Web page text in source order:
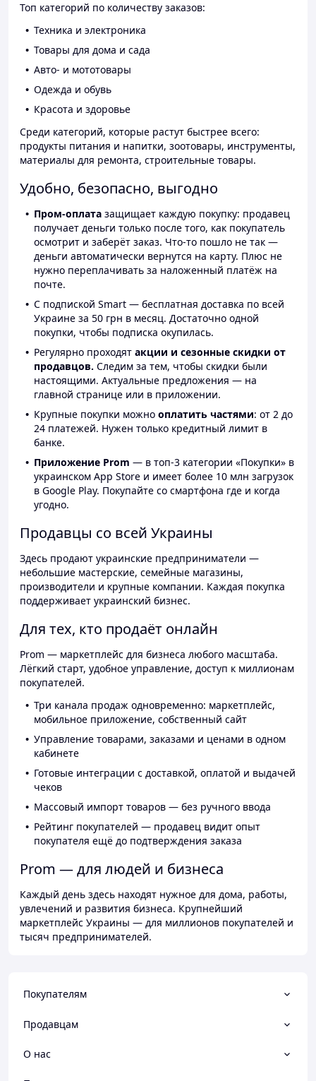
Топ категорий по количеству заказов:
Техника и электроника
Товары для дома и сада
Авто- и мототовары
Одежда и обувь
Красота и здоровье
Среди категорий, которые растут быстрее всего:
продукты питания и напитки, зоотовары, инструменты,
материалы для ремонта, строительные товары.
Удобно, безопасно, выгодно
Пром-оплата защищает каждую покупку: продавец
получает деньги только после того, как покупатель
осмотрит и заберёт заказ. Что-то пошло не так —
деньги автоматически вернутся на карту. Плюс не
нужно переплачивать за наложенный платёж на
почте.
С подпиской Smart — бесплатная доставка по всей
Украине за 50 грн в месяц. Достаточно одной
покупки, чтобы подписка окупилась.
Регулярно проходят акции и сезонные скидки от
продавцов. Следим за тем, чтобы скидки были
настоящими. Актуальные предложения — на
главной странице или в приложении.
Крупные покупки можно оплатить частями: от 2 до
24 платежей. Нужен только кредитный лимит в
банке.
Приложение Prom — в топ-3 категории «Покупки» в
украинском App Store и имеет более 10 млн загрузок
в Google Play. Покупайте со смартфона где и когда
угодно.
Продавцы со всей Украины
Здесь продают украинские предприниматели —
небольшие мастерские, семейные магазины,
производители и крупные компании. Каждая покупка
поддерживает украинский бизнес.
Для тех, кто продаёт онлайн
Prom — маркетплейс для бизнеса любого масштаба.
Лёгкий старт, удобное управление, доступ к миллионам
покупателей.
Три канала продаж одновременно: маркетплейс,
мобильное приложение, собственный сайт
Управление товарами, заказами и ценами в одном
кабинете
Готовые интеграции с доставкой, оплатой и выдачей
чеков
Массовый импорт товаров — без ручного ввода
Рейтинг покупателей — продавец видит опыт
покупателя ещё до подтверждения заказа
Prom — для людей и бизнеса
Каждый день здесь находят нужное для дома, работы,
увлечений и развития бизнеса. Крупнейший
маркетплейс Украины — для миллионов покупателей и
тысяч предпринимателей.
Покупателям
Продавцам
О нас